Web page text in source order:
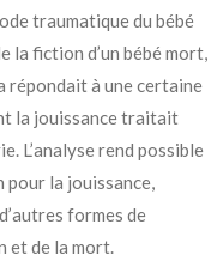
traumatique du bébé
la fiction d’un bébé mort,
répondait à une certaine
la jouissance traitait
L’analyse rend possible
pour la jouissance,
formes de
et de la mort.